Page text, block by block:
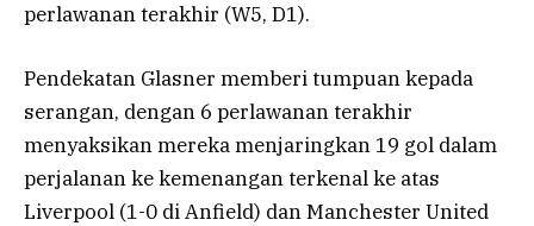
perlawanan terakhir (W5, D1).
Pendekatan Glasner memberi tumpuan kepada
serangan, dengan 6 perlawanan terakhir
menyaksikan mereka menjaringkan 19 gol dalam
perjalanan ke kemenangan terkenal ke atas
Liverpool (1-0 di Anfield) dan Manchester United